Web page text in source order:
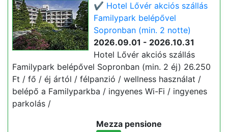
✔️ Hotel Lővér akciós szállás
Familypark belépővel
Sopronban (min. 2 notte)
2026.09.01 - 2026.10.31
Hotel Lővér akciós szállás
Familypark belépővel Sopronban (min. 2 éj) 26.250
Ft / fő / éj ártól / félpanzió / wellness használat /
belépő a Familyparkba / ingyenes Wi-Fi / ingyenes
parkolás /
Mezza pensione